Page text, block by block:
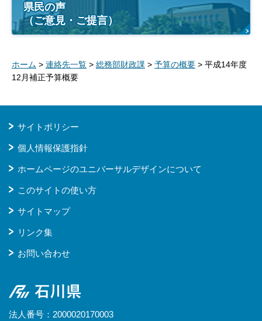
県民の声
（ご意見・ご提言）
ホーム > 連絡先一覧 > 総務部財政課 > 予算の概要 > 平成14年度
12月補正予算概要
サイトポリシー
個人情報保護指針
ホームページのユニバーサルデザインについて
このサイトの使い方
サイトマップ
リンク集
お問い合わせ
石川県
法人番号：2000020170003